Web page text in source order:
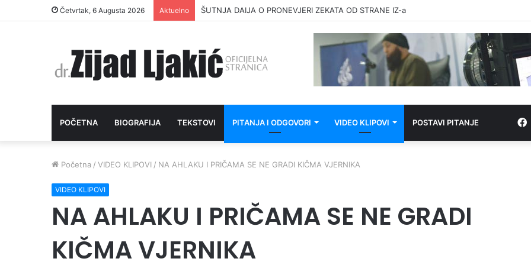
Četvrtak, 6 Augusta 2026 Aktuelno ŠUTNJA DAIJA O PRONEVJERI ZEKATA OD STRANE IZ-a
POČETNA BIOGRAFIJA TEKSTOVI PITANJA I ODGOVORI VIDEO KLIPOVI POSTAVI PITANJE
Početna / VIDEO KLIPOVI / NA AHLAKU I PRIČAMA SE NE GRADI KIČMA VJERNIKA
VIDEO KLIPOVI
NA AHLAKU I PRIČAMA SE NE GRADI
KIČMA VJERNIKA